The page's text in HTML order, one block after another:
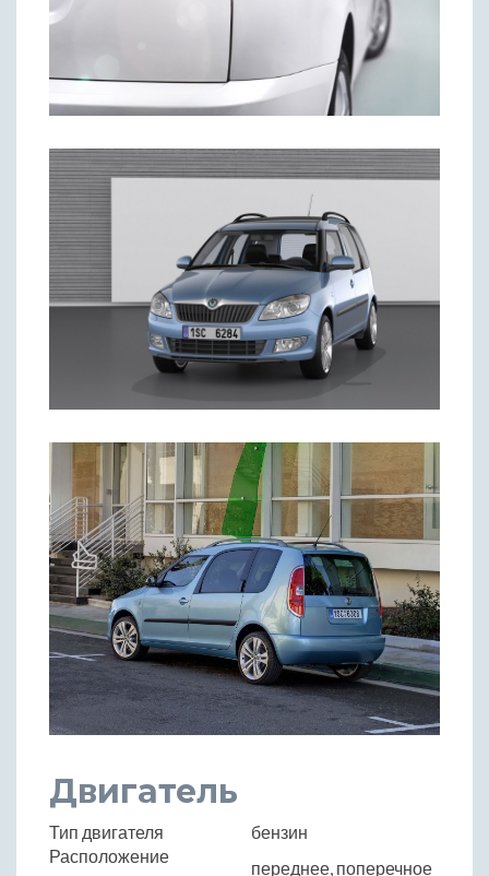
Двигатель
Тип двигателя
бензин
Расположение
переднее, поперечное